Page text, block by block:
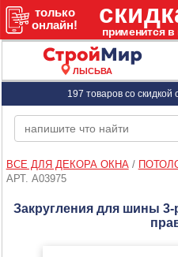
ЛЫСЬВА
197 товаров со скидкой
ВСЕ ДЛЯ ДЕКОРА ОКНА/
АРТ. A03975
Закругления для шины